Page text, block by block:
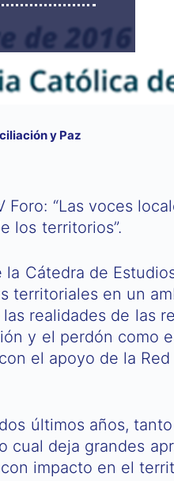
y Paz
“Las voces
los territorios”.
Cátedra de
territoriales en un
realidades de las
y el perdón como
el apoyo de la
últimos años,
cual deja grandes
impacto en el